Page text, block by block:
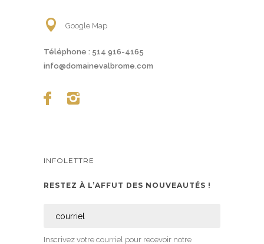
Google Map
Téléphone : 514 916-4165
info@domainevalbrome.com
INFOLETTRE
RESTEZ À L’AFFUT DES NOUVEAUTÉS !
Inscrivez votre courriel pour recevoir notre